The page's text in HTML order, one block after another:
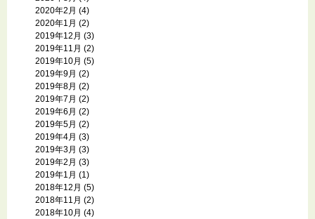
2020年2月 (4)
2020年1月 (2)
2019年12月 (3)
2019年11月 (2)
2019年10月 (5)
2019年9月 (2)
2019年8月 (2)
2019年7月 (2)
2019年6月 (2)
2019年5月 (2)
2019年4月 (3)
2019年3月 (3)
2019年2月 (3)
2019年1月 (1)
2018年12月 (5)
2018年11月 (2)
2018年10月 (4)